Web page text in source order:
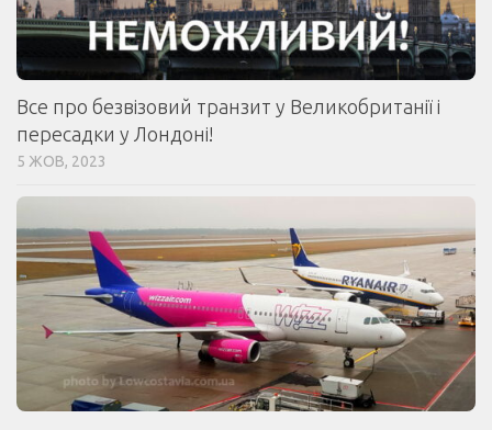
Все про безвізовий транзит у Великобританії і
пересадки у Лондоні!
5 ЖОВ, 2023